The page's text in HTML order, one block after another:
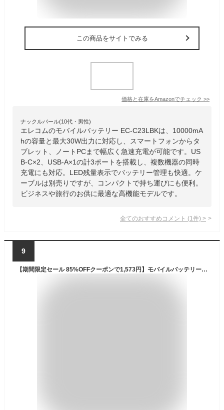
この商品をサイトでみる
価格と在庫をAmazonでチェック >>
ナックルバール(10代・男性)
エレコムのモバイルバッテリー EC-C23LBKは、10000mA
hの容量と最大30W出力に対応し、スマートフォンからタ
ブレット、ノートPCまで幅広く急速充電が可能です。US
B-C×2、USB-A×1の計3ポートを搭載し、複数機器の同時
充電にも対応。LED残量表示でバッテリー管理も快適。ケ
ーブルは別売りですが、コンパクトで持ち運びにも便利。
ビジネスや旅行のお供に最適な高機能モデルです。
全てのおすすめコメント (1 件) >
9
【期間限定セール 85%OFFクーポンで1,573円】モバイルバッテリー 大容量 20000mAh 超小型 ケーブル4本内蔵 超軽量 急速充電 6台同時充電 3way蓄電 MFi認証 持ち運び便利 LEDライト 残量表示 旅行 停電対策 地震 防災グッズ iPhone/Android各種対応